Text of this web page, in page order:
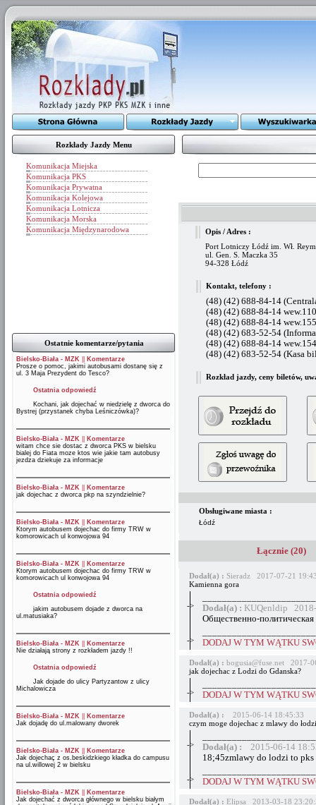
Rozkłady Jazdy Menu
Komunikacja Miejska
Komunikacja PKS
Komunikacja Prywatna
Komunikacja Kolejowa
Komunikacja Lotnicza
Komunikacja Morska
Komunikacja Międzynarodowa
Ostatnie komentarze/pytania
Bielsko-Biała - MZK
Komentarze
Prosze o pomoc, jakimi autobusami dostanę się z
ul. 3 Maja Prezydent do Tesco?
Ostatnia odpowiedź
Kochani, jak dojechać w niedzielę z dworca do
Bystrej (przystanek chyba Leśniczówka)?
Bielsko-Biała - MZK
Komentarze
witam chce sie dostac z dworca PKS w bielsku
bialej do Fiata moze ktos wie jakie tam autobusy
jezdza dziekuje za informacje
Bielsko-Biała - MZK
Komentarze
jak dojechac z dworca pkp na szyndzielnie?
Bielsko-Biała - MZK
Komentarze
Ktorym autobusem dojechac do firmy TRW w
komorowicach ul konwojowa 94
Bielsko-Biała - MZK
Komentarze
Ktorym autobusem dojechac do firmy TRW w
komorowicach ul konwojowa 94
Ostatnia odpowiedź
jakim autobusem dojade z dworca na
ul.matusiaka?
Bielsko-Biała - MZK
Komentarze
Nie działają strony z rozkładem jazdy !!
Ostatnia odpowiedź
Jak dojade do ulicy Partyzantow z ulicy
Michalowicza
Bielsko-Biała - MZK
Komentarze
Jak dojadę do ul.malowany dworek
Bielsko-Biała - MZK
Komentarze
Jak dojechaç z os.beskidzkiego kładka do campusu
na ul.willowej 2 w bielsku
Bielsko-Biała - MZK
Komentarze
Jak dojechać z dworca głównego w bielsku białym
Opis / Adres :
Port Lotniczy Łódź im. Wł.
ul. Gen. S. Maczka 35
94-328 Łódź
Kontakt, telefony :
(48) (42) 688-84-14
(48) (42) 688-84-14
(48) (42) 688-84-14
(48) (42) 683-52-54
(48) (42) 688-84-14
(48) (42) 683-52-54 (Kasa
Rozkład jazdy, ceny biletów,
Obsługiwane miasta :
Łódź
Łącznie (20)
Dodał(a) : Sieradz 2017-07-21
Kamienna gora
->
Dodał(a) : KUQenldip
Общественно-
->
DODAJ W TYM WĄTKU
Dodał(a) : bogusia@fuse.net 2017-
jak dojechac z Lodzi do Gdanska?
->
DODAJ W TYM WĄTKU
Dodał(a) :
2015-06-14 18:45:33
czym moge dojechac z mlawy do łodzi
->
Dodał(a) :
2015-06-14
18;45zmlawy do lodzi to pks
->
DODAJ W TYM WĄTKU
Dodał(a) : Elipsa 2013-03-18